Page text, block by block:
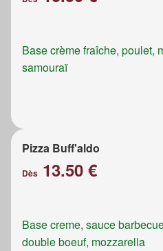
Base crème fraîche, poulet,
samouraï
Pizza Buff'aldo
Dès 13.50 €
Base creme, sauce
double boeuf, mozzarella